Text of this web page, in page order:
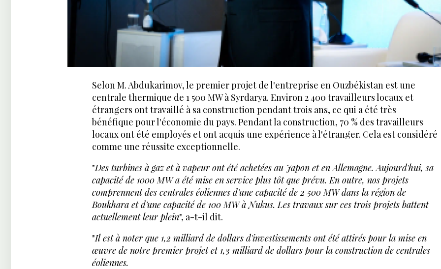
Selon M. Abdukarimov, le premier projet de l'entreprise en Ouzbékistan est une
centrale thermique de 1 500 MW à Syrdarya. Environ 2 400 travailleurs locaux et
étrangers ont travaillé à sa construction pendant trois ans, ce qui a été très
bénéfique pour l'économie du pays. Pendant la construction, 70 % des travailleurs
locaux ont été employés et ont acquis une expérience à l'étranger. Cela est considéré
comme une réussite exceptionnelle.
"Des turbines à gaz et à vapeur ont été achetées au Japon et en Allemagne. Aujourd'hui, sa
capacité de 1000 MW a été mise en service plus tôt que prévu. En outre, nos projets
comprennent des centrales éoliennes d'une capacité de 2 500 MW dans la région de
Boukhara et d'une capacité de 100 MW à Nukus. Les travaux sur ces trois projets battent
actuellement leur plein", a-t-il dit.
"Il est à noter que 1,2 milliard de dollars d'investissements ont été attirés pour la mise en
œuvre de notre premier projet et 1,3 milliard de dollars pour la construction de centrales
éoliennes.